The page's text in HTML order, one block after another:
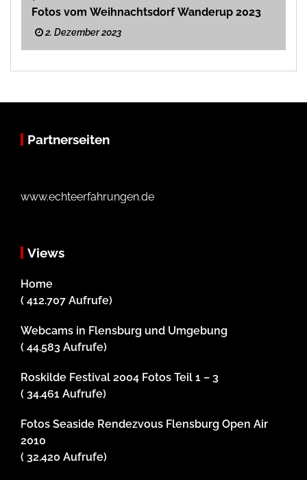
Fotos vom Weihnachtsdorf Wanderup 2023
2. Dezember 2023
Partnerseiten
www.echteerfahrungen.de
Views
Home
( 412.707 Aufrufe)
Webcams in Flensburg und Umgebung
( 44.583 Aufrufe)
Roskilde Festival 2004 Fotos Teil 1 – 3
( 34.461 Aufrufe)
Fotos Seaside Rendezvous Flensburg Open Air
2010
( 32.420 Aufrufe)